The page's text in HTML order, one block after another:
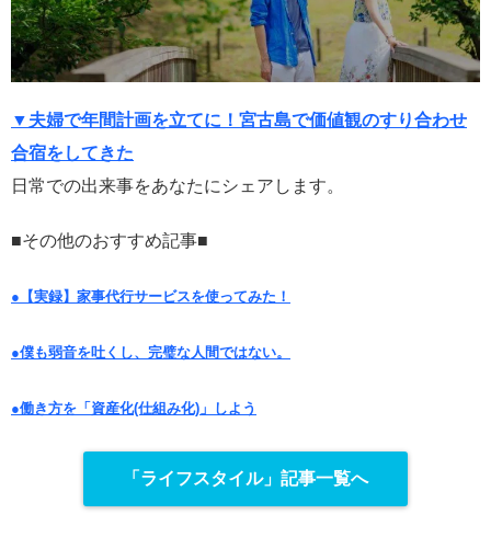
▼夫婦で年間計画を立てに！宮古島で価値観のすり合わせ
合宿をしてきた
日常での出来事をあなたにシェアします。
■その他のおすすめ記事■
●【実録】家事代行サービスを使ってみた！
●僕も弱音を吐くし、完璧な人間ではない。
●働き方を「資産化(仕組み化)」しよう
「ライフスタイル」記事一覧へ